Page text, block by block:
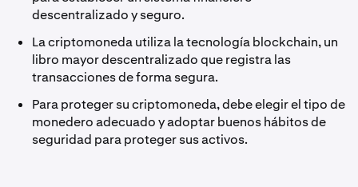
descentralizado y seguro.
La criptomoneda utiliza la tecnología blockchain, un
libro mayor descentralizado que registra las
transacciones de forma segura.
Para proteger su criptomoneda, debe elegir el tipo de
monedero adecuado y adoptar buenos hábitos de
seguridad para proteger sus activos.